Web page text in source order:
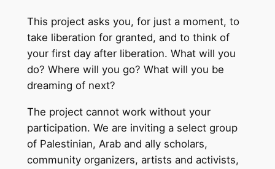
This project asks you, for just a moment, to
take liberation for granted, and to think of
your first day after liberation. What will you
do? Where will you go? What will you be
dreaming of next?
The project cannot work without your
participation. We are inviting a select group
of Palestinian, Arab and ally scholars,
community organizers, artists and activists,